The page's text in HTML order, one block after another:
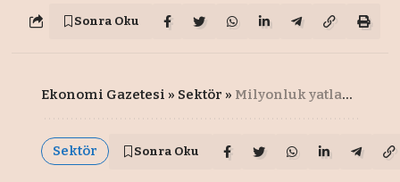
Sonra Oku
Ekonomi Gazetesi » Sektör » Milyonluk yatlar İstanbul’da görücüye çıkacak
Sektör Sonra Oku